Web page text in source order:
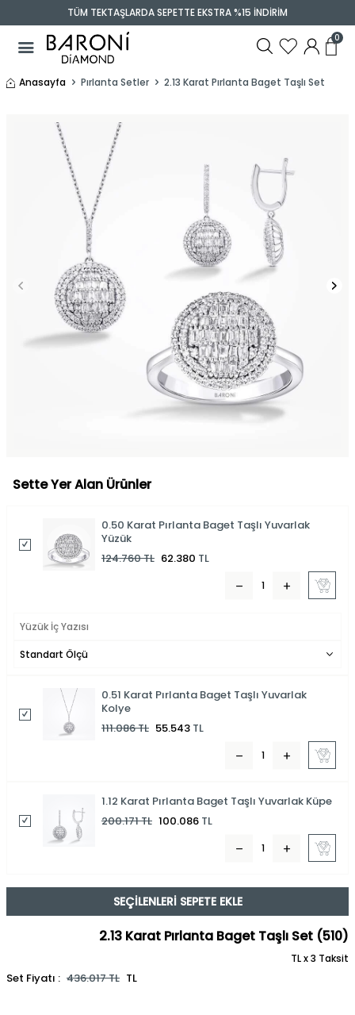
TÜM TEKTAŞLARDA SEPETTE EKSTRA %15 İNDİRİM
0
Anasayfa Pırlanta Setler 2.13 Karat Pırlanta Baget Taşlı Set
Sette Yer Alan Ürünler
0.50 Karat Pırlanta Baget Taşlı Yuvarlak
Yüzük
124.760TL 62.380 TL
0.51 Karat Pırlanta Baget Taşlı Yuvarlak
Kolye
111.086TL 55.543 TL
1.12 Karat Pırlanta Baget Taşlı Yuvarlak Küpe
200.171TL 100.086 TL
SEÇILENLERI SEPETE EKLE
2.13 Karat Pırlanta Baget Taşlı Set (510)
TL x 3 Taksit
Set Fiyatı : 436.017TL TL